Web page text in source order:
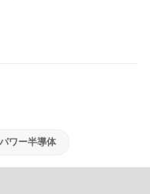
パワー半導体